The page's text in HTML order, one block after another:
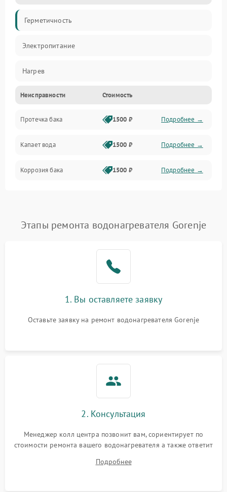
Герметичность
Электропитание
Нагрев
Датчики
Механика
Неисправности Стоимость
Протечка бака 1500 ₽ Подробнее →
Капает вода 1500 ₽ Подробнее →
Коррозия бака 1500 ₽ Подробнее →
Этапы ремонта водонагревателя Gorenje
1. Вы оставляете заявку
Оставьте заявку на ремонт водонагревателя Gorenje
2. Консультация
Менеджер колл центра позвонит вам, сориентирует по
стоимости ремонта вашего водонагревателя а также ответит
Подробнее